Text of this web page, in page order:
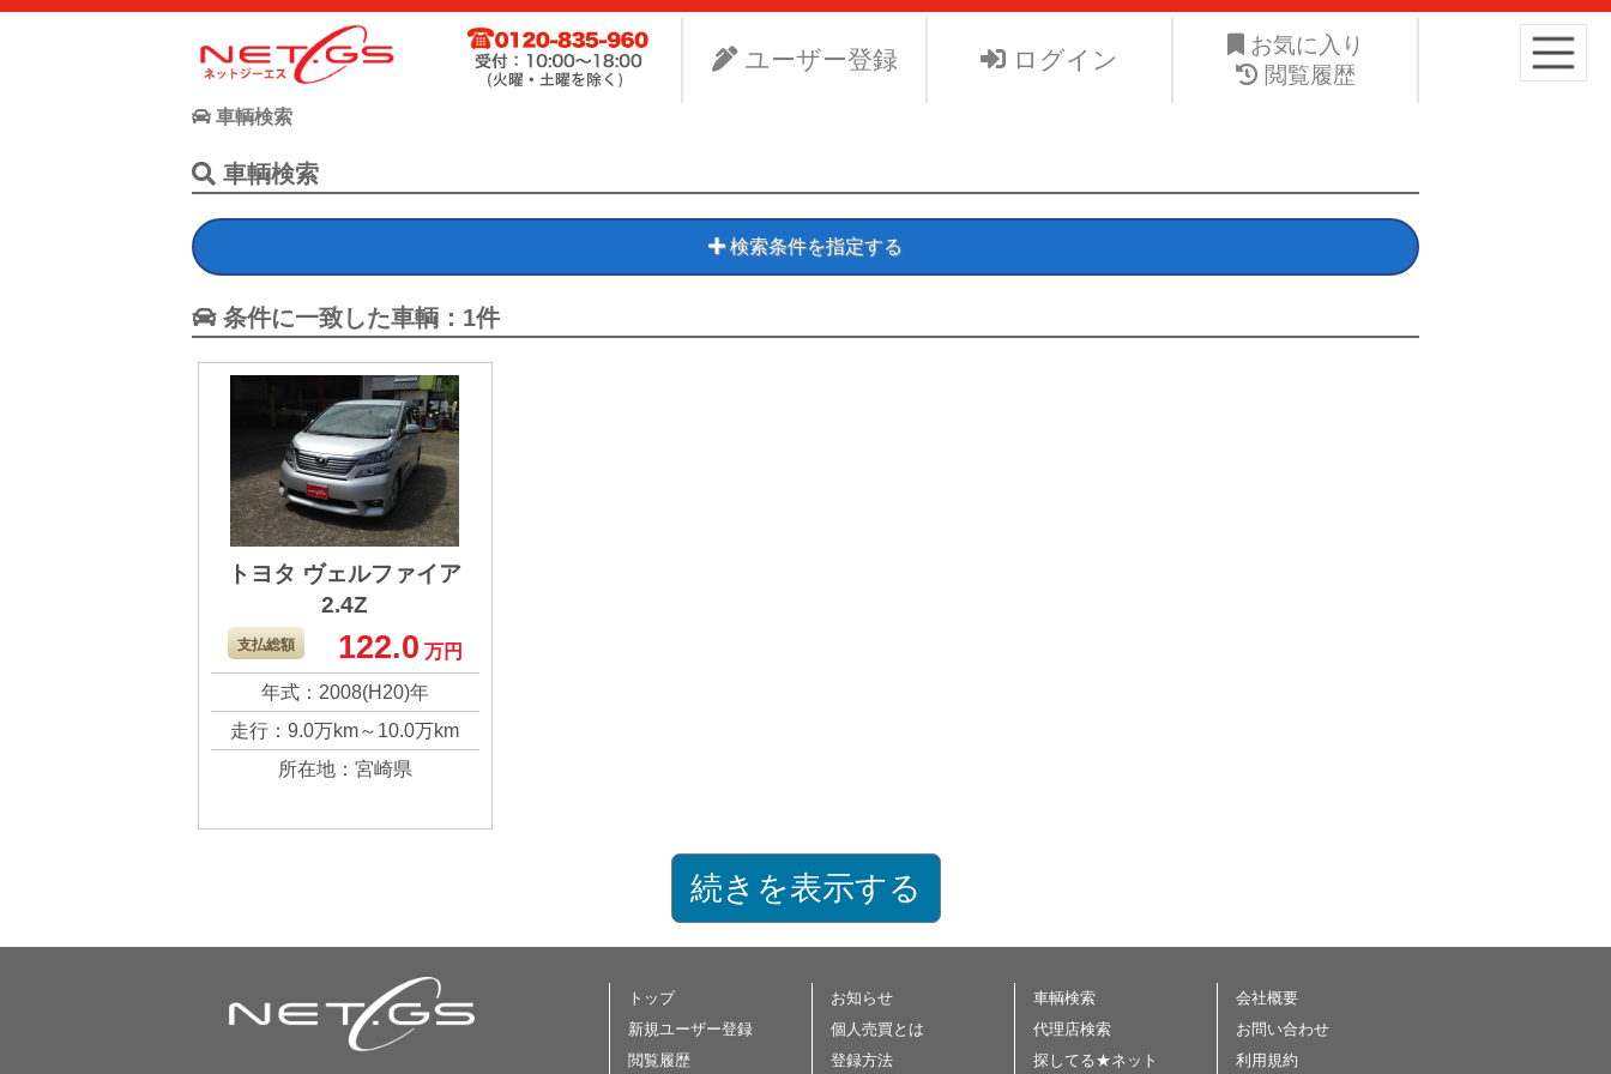
ネット・ジーエス株式会社が運営する中古車個人売買支援サービスNet-GSのサイト。より安く中古車を手に入れたい、より高くお手元の愛車を手放したい。ネット・ジーエス株式会社は
お客様が驚きの価格で中古車個人売買が出来る支援に全力で取り組みます。
ユーザー登録 ログイン
お気に入り
閲覧履歴
車輌検索
車輌検索
検索条件を指定する
条件に一致した車輌：1件
トヨタ ヴェルファイア
2.4Z
支払総額 122.0 万円
年式：2008(H20)年
走行：9.0万km～10.0万km
所在地：宮崎県
続きを表示する
トップ
新規ユーザー登録
閲覧履歴
お知らせ
個人売買とは
登録方法
車輌検索
代理店検索
探してる★ネット
会社概要
お問い合わせ
利用規約